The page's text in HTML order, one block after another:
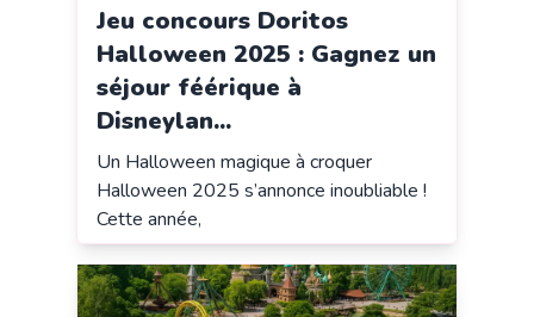
Jeu concours Doritos
Halloween 2025 : Gagnez un
séjour féérique à
Disneylan...
Un Halloween magique à croquer
Halloween 2025 s’annonce inoubliable !
Cette année,